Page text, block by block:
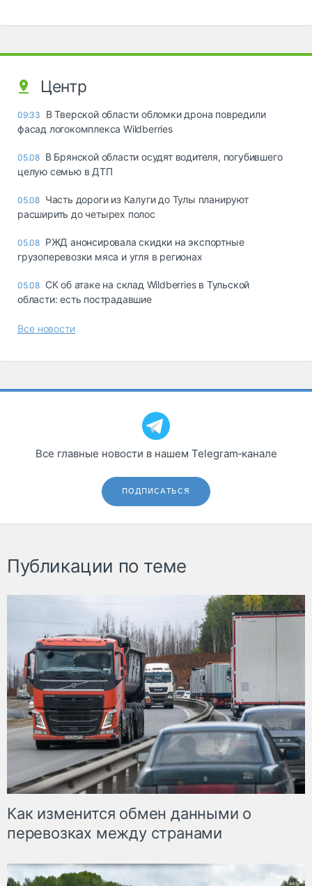
Центр
09:33
В Тверской области обломки дрона повредили
фасад логокомплекса Wildberries
05.08 В Брянской области осудят водителя, погубившего
целую семью в ДТП
05.08 Часть дороги из Калуги до Тулы планируют
расширить до четырех полос
05.08 РЖД анонсировала скидки на экспортные
грузоперевозки мяса и угля в регионах
05.08 СК об атаке на склад Wildberries в Тульской
области: есть пострадавшие
Все новости
Все главные новости в нашем Telegram‑канале
ПОДПИСАТЬСЯ
Публикации по теме
Как изменится обмен данными о
перевозках между странами